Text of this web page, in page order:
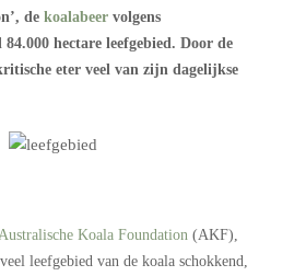
de koalabeer volgens
hectare leefgebied. Door de
eter veel van zijn dagelijkse
Australische Koala Foundation (AKF),
leefgebied van de koala schokkend,